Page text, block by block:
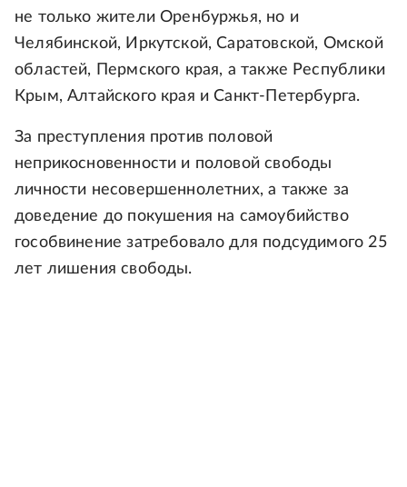
не только жители Оренбуржья, но и
Челябинской, Иркутской, Саратовской, Омской
областей, Пермского края, а также Республики
Крым, Алтайского края и Санкт-Петербурга.
За преступления против половой
неприкосновенности и половой свободы
личности несовершеннолетних, а также за
доведение до покушения на самоубийство
гособвинение затребовало для подсудимого 25
лет лишения свободы.